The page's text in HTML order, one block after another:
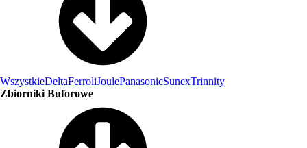
WszystkieDeltaFerroliJoulePanasonicSunexTrinnity
Zbiorniki Buforowe